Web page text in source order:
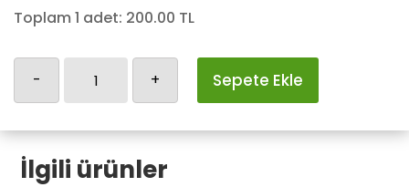
350.00 TL.
Toplam 1 adet: 200.00 TL
-
adet
+ Sepete Ekle
İlgili ürünler